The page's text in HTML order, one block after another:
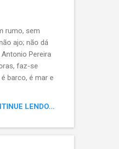
rumo, sem
ajo; não dá
Pereira
faz-se
barco, é mar e
LENDO...